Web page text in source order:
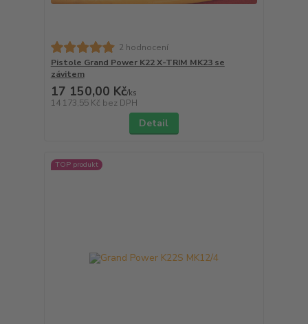
2 hodnocení
Pistole Grand Power K22 X-TRIM MK23 se
závitem
17 150,00 Kč/ks
14 173,55 Kč bez DPH
Detail
TOP produkt